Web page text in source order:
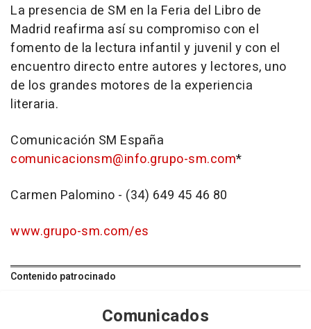
La presencia de SM en la Feria del Libro de
Madrid reafirma así su compromiso con el
fomento de la lectura infantil y juvenil y con el
encuentro directo entre autores y lectores, uno
de los grandes motores de la experiencia
literaria.
Comunicación SM España
comunicacionsm@info.grupo-sm.com*
Carmen Palomino - (34) 649 45 46 80
www.grupo-sm.com/es
Contenido patrocinado
Comunicados